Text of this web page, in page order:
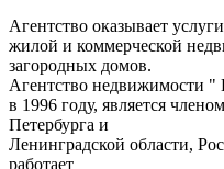
Агентство оказывает
жилой и коммерческой
загородных домов.
Агентство
в 1996 году, является
Петербурга и
Ленинградской области,
работает